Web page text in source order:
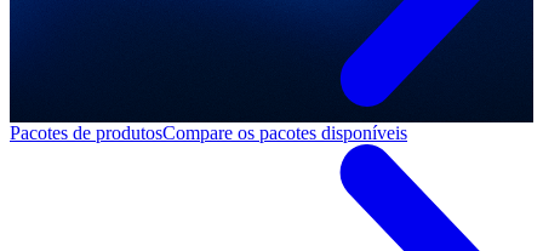
Pacotes de produtosCompare os pacotes disponíveis